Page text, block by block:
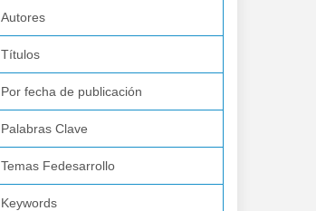
Autores
Títulos
Por fecha de publicación
Palabras Clave
Temas Fedesarrollo
Keywords